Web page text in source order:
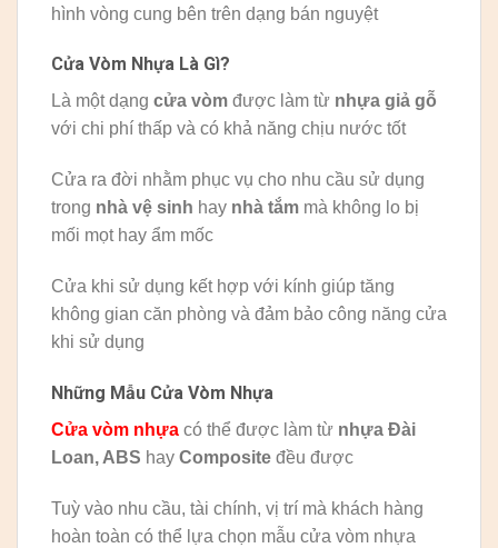
hình vòng cung bên trên dạng bán nguyệt
Cửa Vòm Nhựa Là Gì?
Là một dạng cửa vòm được làm từ nhựa giả gỗ
với chi phí thấp và có khả năng chịu nước tốt
Cửa ra đời nhằm phục vụ cho nhu cầu sử dụng
trong nhà vệ sinh hay nhà tắm mà không lo bị
mối mọt hay ẩm mốc
Cửa khi sử dụng kết hợp với kính giúp tăng
không gian căn phòng và đảm bảo công năng cửa
khi sử dụng
Những Mẫu Cửa Vòm Nhựa
Cửa vòm nhựa có thể được làm từ nhựa Đài
Loan, ABS hay Composite đều được
Tuỳ vào nhu cầu, tài chính, vị trí mà khách hàng
hoàn toàn có thể lựa chọn mẫu cửa vòm nhựa